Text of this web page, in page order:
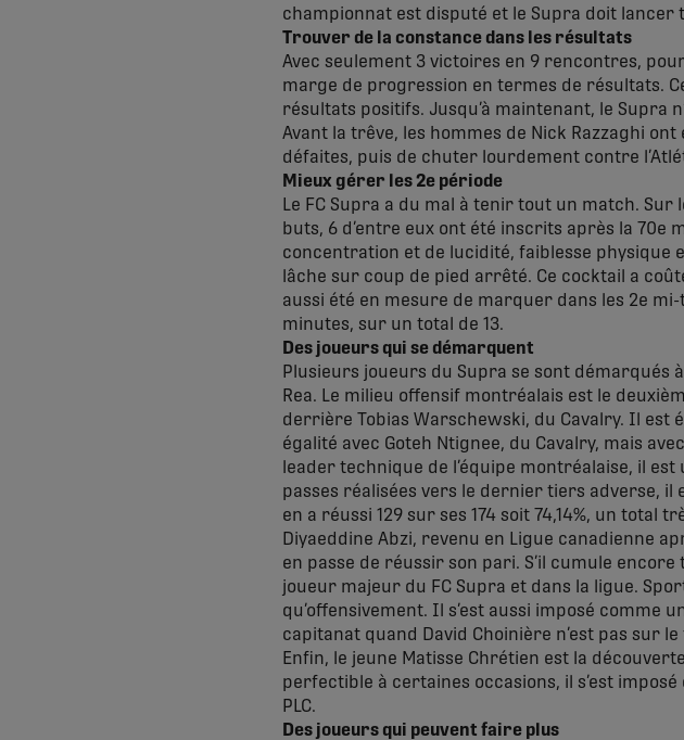
championnat est disputé et le Supra doit lancer
Trouver de la constance dans les résultats
Avec seulement 3 victoires en 9 rencontres,
marge de progression en termes de résultats.
résultats positifs. Jusqu’à maintenant, le Supra
Avant la trêve, les hommes de Nick Razzaghi
défaites, puis de chuter lourdement contre
Mieux gérer les 2e période
Le FC Supra a du mal à tenir tout un match. Sur
buts, 6 d’entre eux ont été inscrits après la 70e
concentration et de lucidité, faiblesse physique
lâche sur coup de pied arrêté. Ce cocktail a
aussi été en mesure de marquer dans les 2e
minutes, sur un total de 13.
Des joueurs qui se démarquent
Plusieurs joueurs du Supra se sont démarqués
Rea. Le milieu offensif montréalais est le
derrière Tobias Warschewski, du Cavalry. Il est
égalité avec Goteh Ntignee, du Cavalry, mais
leader technique de l’équipe montréalaise, il
passes réalisées vers le dernier tiers adverse,
en a réussi 129 sur ses 174 soit 74,14%, un total
Diyaeddine Abzi, revenu en Ligue canadienne
en passe de réussir son pari. S’il cumule
joueur majeur du FC Supra et dans la ligue.
qu’offensivement. Il s’est aussi imposé
capitanat quand David Choinière n’est pas sur
Enfin, le jeune Matisse Chrétien est la
perfectible à certaines occasions, il s’est
PLC.
Des joueurs qui peuvent faire plus